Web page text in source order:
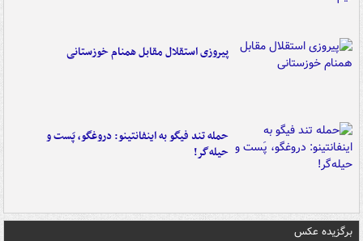
پیروزی استقلال مقابل همنام خوزستانی
حمله تند فیگو به اینفانتینو: دروغگو، پَست‌ و
حیله‌گر!
برگزیده عکس